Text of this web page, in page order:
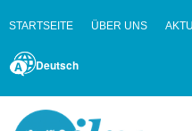
STARTSEITE ÜBER UNS
Deutsch